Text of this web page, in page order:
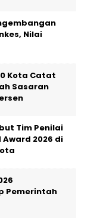
Nilai
Kota Catat
Sasaran
Tim Penilai
2026 di
Pemerintah